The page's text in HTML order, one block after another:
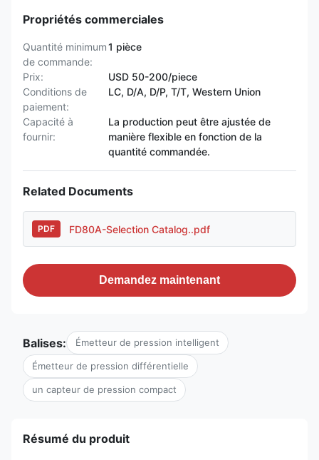
Propriétés commerciales
Quantité minimum
de commande:
1 pièce
Prix:
USD 50-200/piece
Conditions de
paiement:
LC, D/A, D/P, T/T, Western Union
Capacité à
fournir:
La production peut être ajustée de
manière flexible en fonction de la
quantité commandée.
Related Documents
PDF FD80A-Selection Catalog..pdf
Demandez maintenant
Balises: Émetteur de pression intelligent
Émetteur de pression différentielle
un capteur de pression compact
Résumé du produit